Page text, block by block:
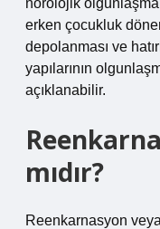
nörolojik
erken çocukluk
depolanması ve
yapılarının
açıklanabilir.
mıdır?
Reenkarnasyon